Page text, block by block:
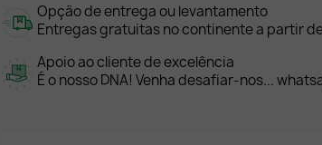
Opção de entrega ou levantamento
Entregas gratuitas no continente a partir
Apoio ao cliente de excelência
É o nosso DNA! Venha desafiar-nos...